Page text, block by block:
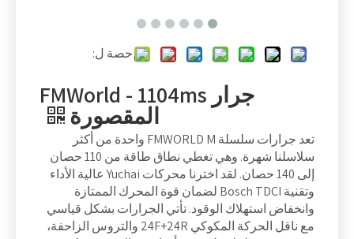
حصة ل:
جرار FMWorld - 1104ms
المقصورة
تعد جرارات سلسلة FMWORLD M واحدة من أكثر
سلاسلنا شهرة. وهي تغطي نطاق طاقة من 110 حصان
إلى 140 حصان. لقد اخترنا محركات Yuchai عالية الأداء
وتقنية Bosch TDCI لضمان قوة المحرك الممتازة
وانخفاض استهلاك الوقود. تأتي الجرارات بشكل قياسي
مع ناقل الحركة المكوكي 24F+24R والتروس الزاحفة،